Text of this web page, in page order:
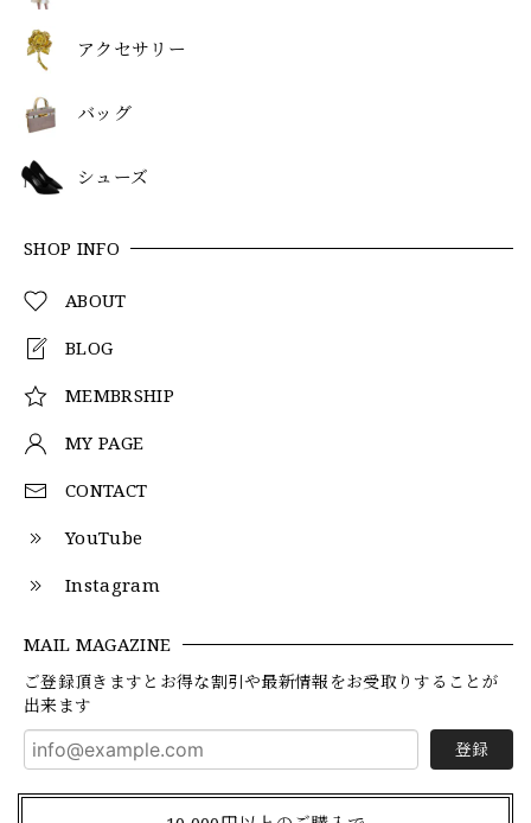
アクセサリー
バッグ
シューズ
SHOP INFO
ABOUT
BLOG
MEMBRSHIP
MY PAGE
CONTACT
YouTube
Instagram
MAIL MAGAZINE
ご登録頂きますとお得な割引や最新情報をお受取りすることが
出来ます
登録